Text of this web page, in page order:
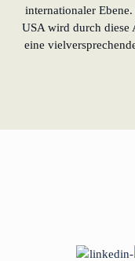
internationaler
USA wird durch diese
eine